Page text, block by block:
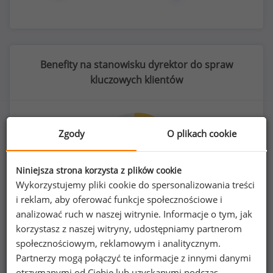
Benefity na stanowisku dyrektor do spraw
kluczowych klientów
70%
telefon komórkowy do użytku prywatnego
Zgody O plikach cookie
Niniejsza strona korzysta z plików cookie
Wykorzystujemy pliki cookie do spersonalizowania treści
i reklam, aby oferować funkcje społecznościowe i
analizować ruch w naszej witrynie. Informacje o tym, jak
korzystasz z naszej witryny, udostępniamy partnerom
społecznościowym, reklamowym i analitycznym.
Partnerzy mogą połączyć te informacje z innymi danymi